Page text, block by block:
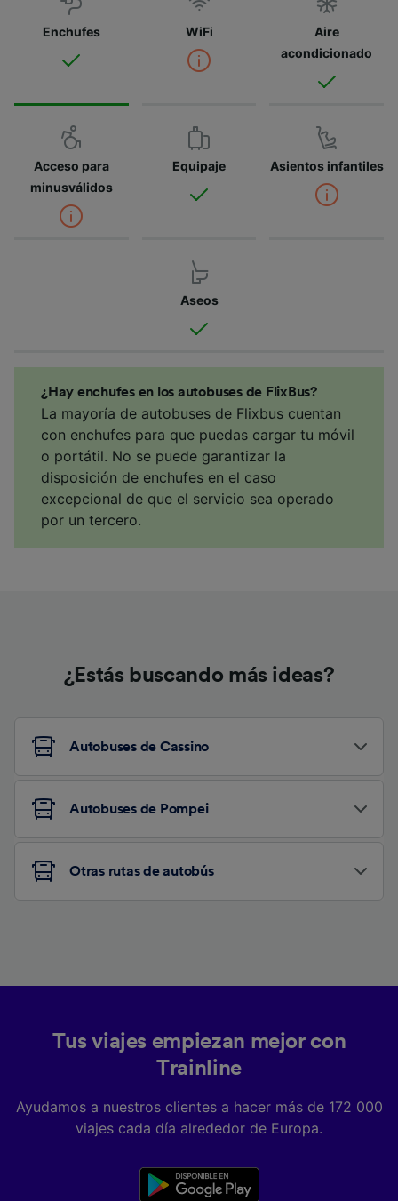
Enchufes WiFi
Aire
acondicionado
Acceso para
minusválidos
Equipaje Asientos infantiles
Aseos
¿Hay enchufes en los autobuses de FlixBus?
La mayoría de autobuses de Flixbus cuentan
con enchufes para que puedas cargar tu móvil
o portátil. No se puede garantizar la
disposición de enchufes en el caso
excepcional de que el servicio sea operado
por un tercero.
¿Estás buscando más ideas?
Autobuses de Cassino
Autobuses de Pompei
Otras rutas de autobús
Tus viajes empiezan mejor con
Trainline
Ayudamos a nuestros clientes a hacer más de 172 000
viajes cada día alrededor de Europa.